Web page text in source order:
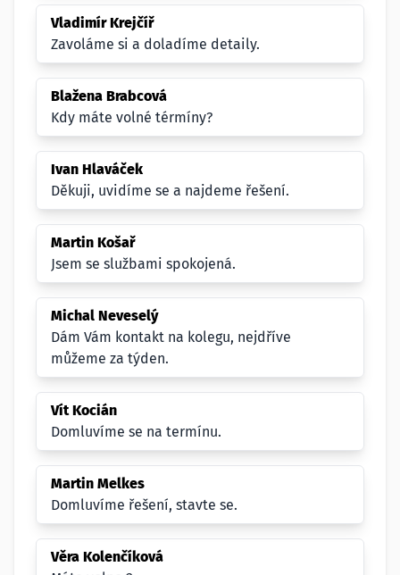
Vladimír Krejčíř
Zavoláme si a doladíme detaily.
Blažena Brabcová
Kdy máte volné térmíny?
Ivan Hlaváček
Děkuji, uvidíme se a najdeme řešení.
Martin Košař
Jsem se službami spokojená.
Michal Neveselý
Dám Vám kontakt na kolegu, nejdříve
můžeme za týden.
Vít Kocián
Domluvíme se na termínu.
Martin Melkes
Domluvíme řešení, stavte se.
Věra Kolenčíková